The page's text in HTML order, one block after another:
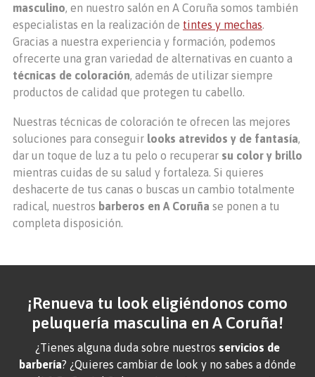
masculino, en nuestro salón en A Coruña somos también
especialistas en la realización de tintes y mechas.
Gracias a nuestra experiencia y formación, podemos
ofrecerte una gran variedad de alternativas en cuanto a
técnicas de coloración, además de utilizar siempre
productos de calidad que protegen tu cabello.
Nuestras técnicas de coloración te ofrecen las mejores
soluciones para conseguir looks atrevidos y de fantasía,
dar un toque de luz a tu pelo o recuperar su color y brillo
mientras cuidas de su salud y fortaleza. Si quieres
deshacerte de tus canas o buscas un cambio totalmente
radical, nuestros barberos en A Coruña se ponen a tu
completa disposición.
¡Renueva tu look eligiéndonos como
peluquería masculina en A Coruña!
¿Tienes alguna duda sobre nuestros servicios de
barbería? ¿Quieres cambiar de look y no sabes a dónde